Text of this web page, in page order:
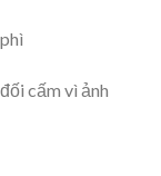
cấm vì ảnh